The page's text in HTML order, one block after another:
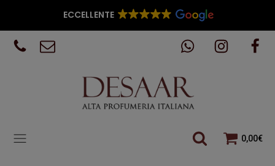
ECCELLENTE
0,00€